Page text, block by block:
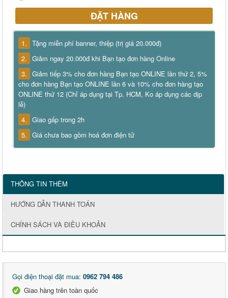
ĐẶT HÀNG
1. Tặng miễn phí banner, thiệp (trị giá 20.000đ)
2. Giảm ngay 20.000đ khi Bạn tạo đơn hàng Online
3. Giảm tiếp 3% cho đơn hàng Bạn tạo ONLINE lần thứ 2, 5%
cho đơn hàng Bạn tạo ONLINE lần 6 và 10% cho đơn hàng tạo
ONLINE thứ 12 (Chỉ áp dụng tại Tp. HCM, Ko áp dụng các dịp
lễ)
4. Giao gấp trong 2h
5. Giá chưa bao gồm hoá đơn điện tử
THÔNG TIN THÊM
HƯỚNG DẪN THANH TOÁN
CHÍNH SÁCH VÀ ĐIỀU KHOẢN
Gọi điện thoại đặt mua: 0962 794 486
Giao hàng trên toàn quốc